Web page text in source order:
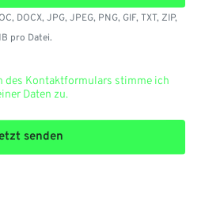
DOCX, JPG, JPEG, PNG, GIF, TXT, ZIP,
pro Datei.
des Kontaktformulars stimme ich
Daten zu.
senden